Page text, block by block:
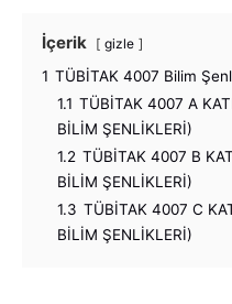
İçerik gizle
1 TÜBİTAK 4007 Bilim
1.1 TÜBİTAK 4007 A
BİLİM ŞENLİKLERİ)
1.2 TÜBİTAK 4007 B
BİLİM ŞENLİKLERİ)
1.3 TÜBİTAK 4007 C
BİLİM ŞENLİKLERİ)